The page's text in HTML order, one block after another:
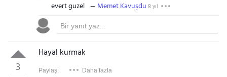
evert guzel Memet Kavuşdu 8 yıl
3
Hayal kurmak
Paylaş: Daha fazla